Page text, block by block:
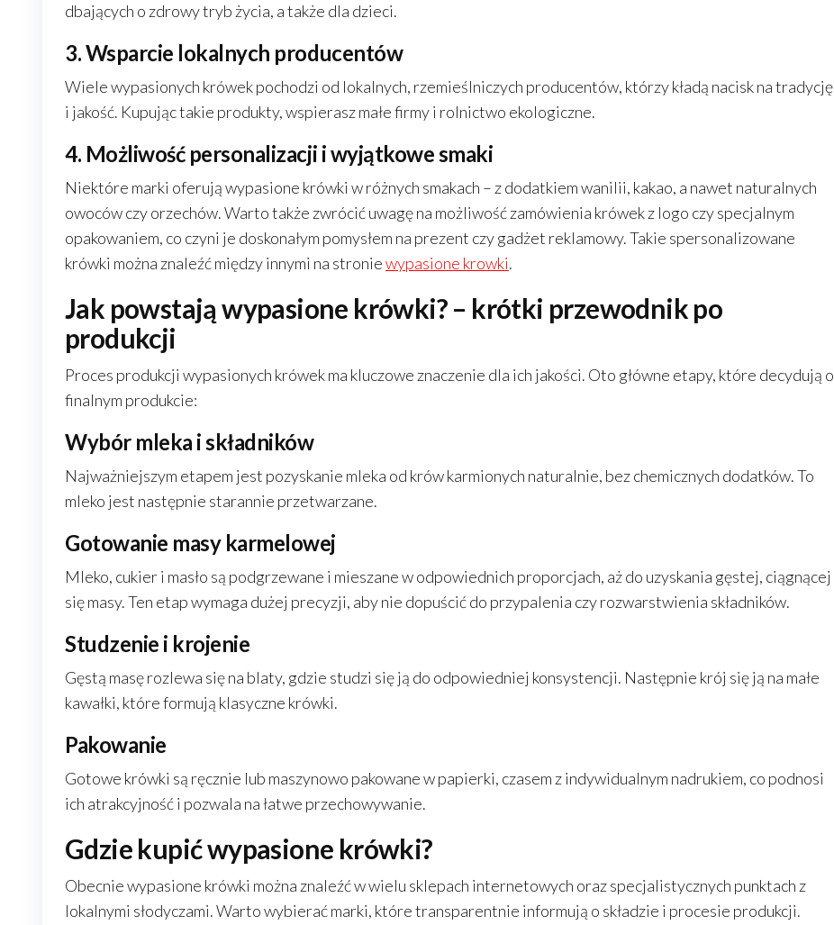
dbających o zdrowy tryb życia, a także dla dzieci.
3. Wsparcie lokalnych producentów
Wiele wypasionych krówek pochodzi od lokalnych, rzemieślniczych producentów, którzy kładą nacisk na tradycję
i jakość. Kupując takie produkty, wspierasz małe firmy i rolnictwo ekologiczne.
4. Możliwość personalizacji i wyjątkowe smaki
Niektóre marki oferują wypasione krówki w różnych smakach – z dodatkiem wanilii, kakao, a nawet naturalnych
owoców czy orzechów. Warto także zwrócić uwagę na możliwość zamówienia krówek z logo czy specjalnym
opakowaniem, co czyni je doskonałym pomysłem na prezent czy gadżet reklamowy. Takie spersonalizowane
krówki można znaleźć między innymi na stroniewypasione krowki.
Jak powstają wypasione krówki? – krótki przewodnik po
produkcji
Proces produkcji wypasionych krówek ma kluczowe znaczenie dla ich jakości. Oto główne etapy, które decydują o
finalnym produkcie:
Wybór mleka i składników
Najważniejszym etapem jest pozyskanie mleka od krów karmionych naturalnie, bez chemicznych dodatków. To
mleko jest następnie starannie przetwarzane.
Gotowanie masy karmelowej
Mleko, cukier i masło są podgrzewane i mieszane w odpowiednich proporcjach, aż do uzyskania gęstej, ciągnącej
się masy. Ten etap wymaga dużej precyzji, aby nie dopuścić do przypalenia czy rozwarstwienia składników.
Studzenie i krojenie
Gęstą masę rozlewa się na blaty, gdzie studzi się ją do odpowiedniej konsystencji. Następnie krój się ją na małe
kawałki, które formują klasyczne krówki.
Pakowanie
Gotowe krówki są ręcznie lub maszynowo pakowane w papierki, czasem z indywidualnym nadrukiem, co podnosi
ich atrakcyjność i pozwala na łatwe przechowywanie.
Gdzie kupić wypasione krówki?
Obecnie wypasione krówki można znaleźć w wielu sklepach internetowych oraz specjalistycznych punktach z
lokalnymi słodyczami. Warto wybierać marki, które transparentnie informują o składzie i procesie produkcji.